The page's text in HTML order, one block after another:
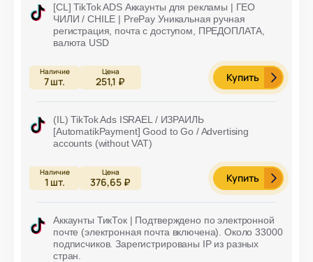
[CL] TikTok ADS Аккаунты для рекламы | ГЕО
ЧИЛИ / CHILE | PrePay Уникальная ручная
регистрация, почта с доступом, ПРЕДОПЛАТА,
валюта USD
7шт. 251,1 ₽ Купить
(IL) TikTok Ads ISRAEL / ИЗРАИЛЬ
[AutomatikPayment] Good to Go / Advertising
accounts (without VAT)
1 шт. 376,65 ₽ Купить
Аккаунты ТикТок | Подтверждено по электронной
почте (электронная почта включена). Около 33000
подписчиков. Зарегистрированы IP из разных
стран.